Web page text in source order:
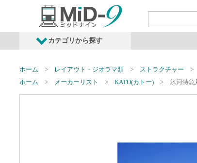
カテゴリから探す
発売予定商品 鉄道車両・オ
ホーム レイアウト・ジオラマ類 ストラクチャー
ホーム
メーカーリスト KATO(カトー) 氷河特急